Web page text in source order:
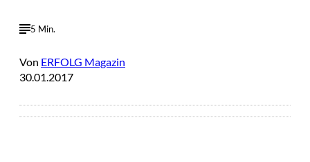
5 Min.
Von ERFOLG Magazin
30.01.2017